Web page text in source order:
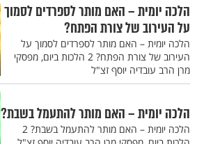
הלכה יומית – האם מותר לספרדים לסמוך
על העירוב של צורת הפתח?
הלכה יומית – האם מותר לספרדים לסמוך על
העירוב של צורת הפתח? 2 הלכות ביום, מפסקי
מרן הרב עובדיה יוסף זצ"ל
הלכה יומית – האם מותר להתעמל בשבת?
הלכה יומית – האם מותר להתעמל בשבת? 2